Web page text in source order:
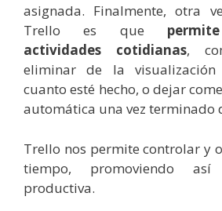
asignada. Finalmente, otra
Trello es que
actividades cotidianas,
eliminar de la
cuanto esté hecho, o dejar
automática una vez terminado
Trello nos permite controlar y
tiempo, promoviendo
productiva.